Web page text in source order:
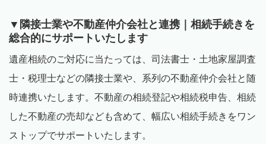
▼隣接士業や不動産仲介会社と連携｜相続手続きを
総合的にサポートいたします
遺産相続のご対応に当たっては、司法書士・土地家屋調査
士・税理士などの隣接士業や、系列の不動産仲介会社と随
時連携いたします。不動産の相続登記や相続税申告、相続
した不動産の売却なども含めて、幅広い相続手続きをワン
ストップでサポートいたします。